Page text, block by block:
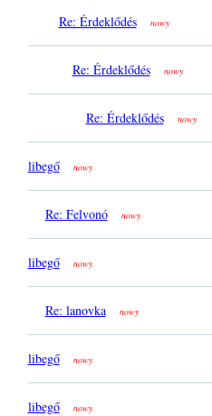
Re: Érdeklődés nowy
Re: Érdeklődés nowy
Re: Érdeklődés nowy
libegő nowy
Re: Felvonó nowy
libegő nowy
Re: lanovka nowy
libegő nowy
libegő nowy